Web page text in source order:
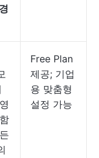
Free Plan
제공; 기업
용 맞춤형
설정 가능